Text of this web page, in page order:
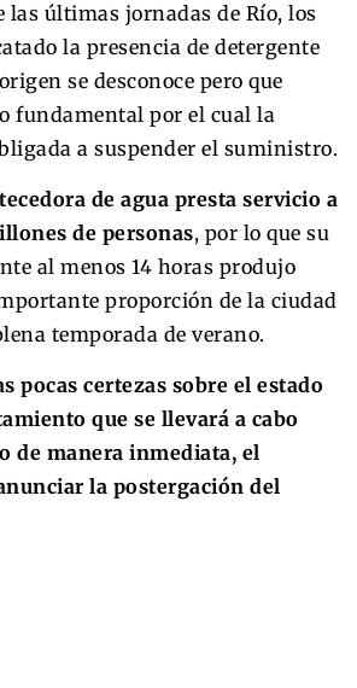
las últimas jornadas de Río, los
la presencia de detergente
se desconoce pero que
fundamental por el cual la
a suspender el suministro.
de agua presta servicio a
de personas, por lo que su
al menos 14 horas produjo
proporción de la ciudad
temporada de verano.
pocas certezas sobre el estado
que se llevará a cabo
de manera inmediata, el
la postergación del